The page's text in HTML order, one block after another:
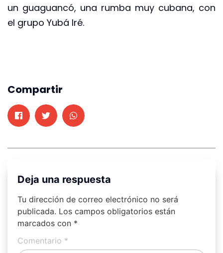
un guaguancó, una rumba muy cubana, con
el grupo Yubá Iré.
Compartir
Deja una respuesta
Tu dirección de correo electrónico no será
publicada. Los campos obligatorios están
marcados con *
Comentario *